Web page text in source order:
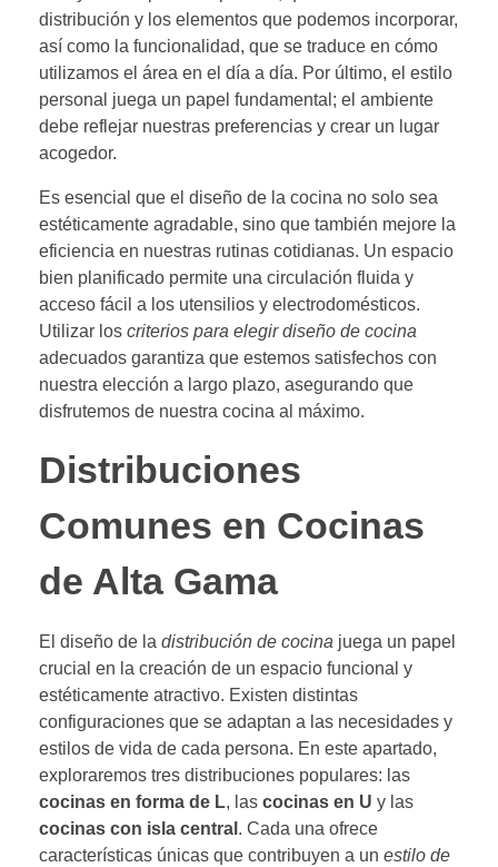
distribución y los elementos que podemos incorporar,
así como la funcionalidad, que se traduce en cómo
utilizamos el área en el día a día. Por último, el estilo
personal juega un papel fundamental; el ambiente
debe reflejar nuestras preferencias y crear un lugar
acogedor.
Es esencial que el diseño de la cocina no solo sea
estéticamente agradable, sino que también mejore la
eficiencia en nuestras rutinas cotidianas. Un espacio
bien planificado permite una circulación fluida y
acceso fácil a los utensilios y electrodomésticos.
Utilizar los criterios para elegir diseño de cocina
adecuados garantiza que estemos satisfechos con
nuestra elección a largo plazo, asegurando que
disfrutemos de nuestra cocina al máximo.
Distribuciones
Comunes en Cocinas
de Alta Gama
El diseño de la distribución de cocina juega un papel
crucial en la creación de un espacio funcional y
estéticamente atractivo. Existen distintas
configuraciones que se adaptan a las necesidades y
estilos de vida de cada persona. En este apartado,
exploraremos tres distribuciones populares: las
cocinas en forma de L, las cocinas en U y las
cocinas con isla central . Cada una ofrece
características únicas que contribuyen a un estilo de